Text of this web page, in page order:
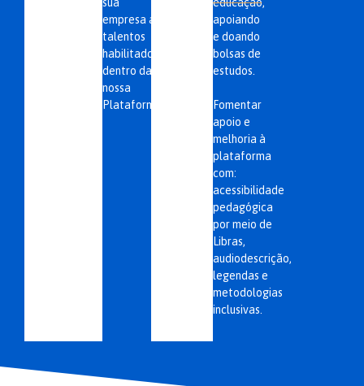
empresa a
talentos
habilitados
dentro da
nossa
Plataforma
apoiando
e doando
bolsas de
estudos.
Fomentar
apoio e
melhoria à
plataforma
com:
acessibilidade
pedagógica
por meio de
Libras,
audiodescrição,
legendas e
metodologias
inclusivas.